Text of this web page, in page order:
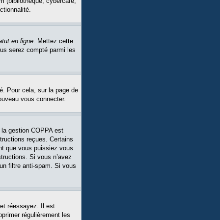
en ligne. Mettez cette
serez compté parmi les
Pour cela, sur la page de
vous connecter.
gestion COPPA est
reçues. Certains
que vous puissiez vous
Si vous n’avez
filtre anti-spam. Si vous
réessayez. Il est
régulièrement les